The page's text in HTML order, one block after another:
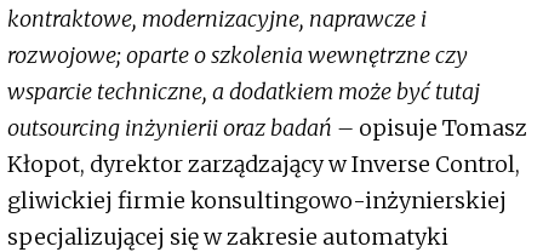
kontraktowe, modernizacyjne, naprawcze i
rozwojowe; oparte o szkolenia wewnętrzne czy
wsparcie techniczne, a dodatkiem może być tutaj
outsourcing inżynierii oraz badań – opisuje Tomasz
Kłopot, dyrektor zarządzający w Inverse Control,
gliwickiej firmie konsultingowo-inżynierskiej
specjalizującej się w zakresie automatyki